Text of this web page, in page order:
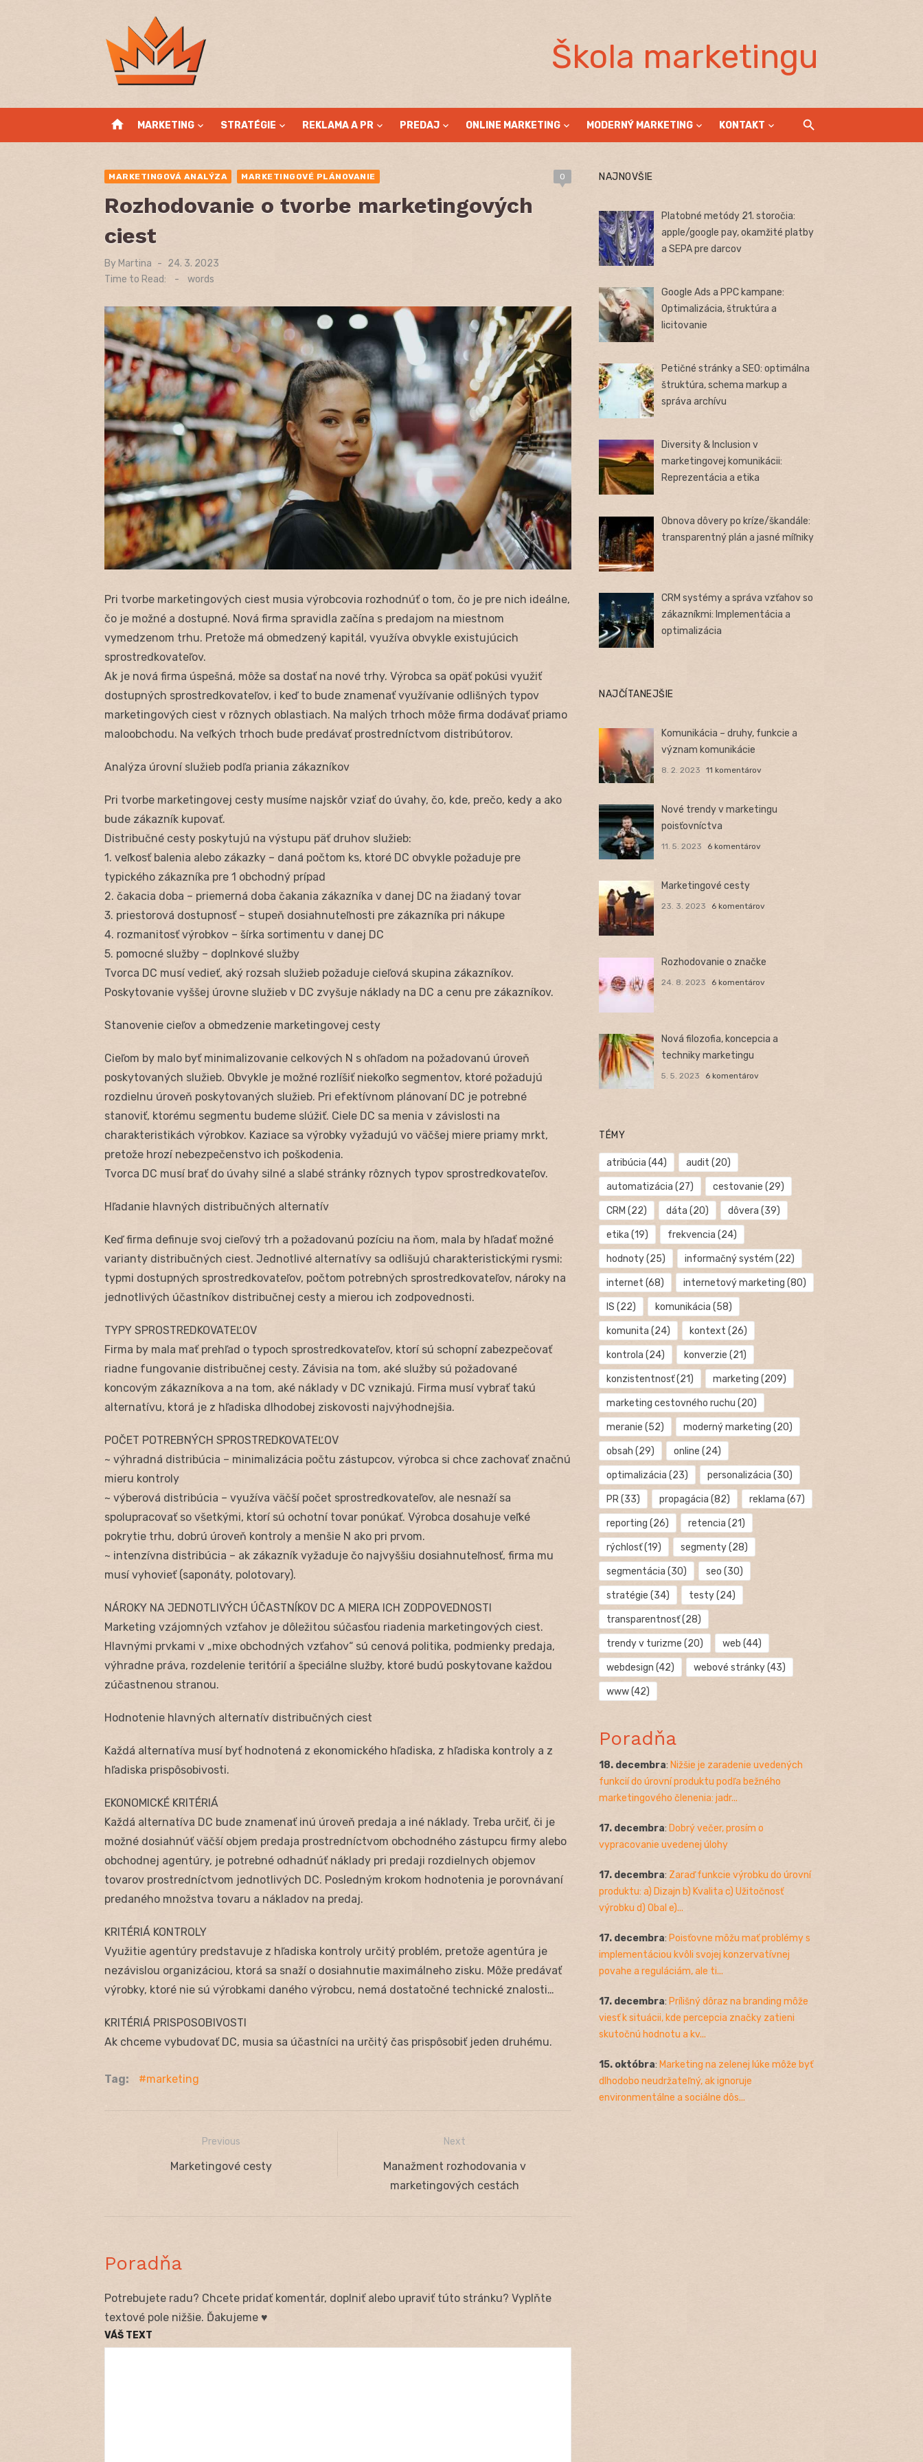
Škola marketingu
home MARKETING STRATÉGIE REKLAMA A PR PREDAJ ONLINE MARKETING MODERNÝ MARKETING KONTAKT
MARKETINGOVÁ ANALÝZA MARKETINGOVÉ PLÁNOVANIE 0
Rozhodovanie o tvorbe marketingových
ciest
By Martina
Posted
24. 3. 2023
Time to Read:
- words
Pri tvorbe marketingových ciest musia výrobcovia rozhodnúť o tom, čo je pre nich ideálne,
čo je možné a dostupné. Nová firma spravidla začína s predajom na miestnom
vymedzenom trhu. Pretože má obmedzený kapitál, využíva obvykle existujúcich
sprostredkovateľov.
Ak je nová firma úspešná, môže sa dostať na nové trhy. Výrobca sa opäť pokúsi využiť
dostupných sprostredkovateľov, i keď to bude znamenať využívanie odlišných typov
marketingových ciest v rôznych oblastiach. Na malých trhoch môže firma dodávať priamo
maloobchodu. Na veľkých trhoch bude predávať prostredníctvom distribútorov.
Analýza úrovní služieb podľa priania zákazníkov
Pri tvorbe marketingovej cesty musíme najskôr vziať do úvahy, čo, kde, prečo, kedy a ako
bude zákazník kupovať.
Distribučné cesty poskytujú na výstupu päť druhov služieb:
1. veľkosť balenia alebo zákazky – daná počtom ks, ktoré DC obvykle požaduje pre
typického zákazníka pre 1 obchodný prípad
2. čakacia doba – priemerná doba čakania zákazníka v danej DC na žiadaný tovar
3. priestorová dostupnosť – stupeň dosiahnuteľnosti pre zákazníka pri nákupe
4. rozmanitosť výrobkov – šírka sortimentu v danej DC
5. pomocné služby – doplnkové služby
Tvorca DC musí vedieť, aký rozsah služieb požaduje cieľová skupina zákazníkov.
Poskytovanie vyššej úrovne služieb v DC zvyšuje náklady na DC a cenu pre zákazníkov.
Stanovenie cieľov a obmedzenie marketingovej cesty
Cieľom by malo byť minimalizovanie celkových N s ohľadom na požadovanú úroveň
poskytovaných služieb. Obvykle je možné rozlíšiť niekoľko segmentov, ktoré požadujú
rozdielnu úroveň poskytovaných služieb. Pri efektívnom plánovaní DC je potrebné
stanoviť, ktorému segmentu budeme slúžiť. Ciele DC sa menia v závislosti na
charakteristikách výrobkov. Kaziace sa výrobky vyžadujú vo väčšej miere priamy mrkt,
pretože hrozí nebezpečenstvo ich poškodenia.
Tvorca DC musí brať do úvahy silné a slabé stránky rôznych typov sprostredkovateľov.
Hľadanie hlavných distribučných alternatív
Keď firma definuje svoj cieľový trh a požadovanú pozíciu na ňom, mala by hľadať možné
varianty distribučných ciest. Jednotlivé alternatívy sa odlišujú charakteristickými rysmi:
typmi dostupných sprostredkovateľov, počtom potrebných sprostredkovateľov, nároky na
jednotlivých účastníkov distribučnej cesty a mierou ich zodpovednosti.
TYPY SPROSTREDKOVATEĽOV
Firma by mala mať prehľad o typoch sprostredkovateľov, ktorí sú schopní zabezpečovať
riadne fungovanie distribučnej cesty. Závisia na tom, aké služby sú požadované
koncovým zákazníkova a na tom, aké náklady v DC vznikajú. Firma musí vybrať takú
alternatívu, ktorá je z hľadiska dlhodobej ziskovosti najvýhodnejšia.
POČET POTREBNÝCH SPROSTREDKOVATEĽOV
~ výhradná distribúcia – minimalizácia počtu zástupcov, výrobca si chce zachovať značnú
mieru kontroly
~ výberová distribúcia – využíva väčší počet sprostredkovateľov, ale nesnaží sa
spolupracovať so všetkými, ktorí sú ochotní tovar ponúkať. Výrobca dosahuje veľké
pokrytie trhu, dobrú úroveň kontroly a menšie N ako pri prvom.
~ intenzívna distribúcia – ak zákazník vyžaduje čo najvyššiu dosiahnuteľnosť, firma mu
musí vyhovieť (saponáty, polotovary).
NÁROKY NA JEDNOTLIVÝCH ÚČASTNÍKOV DC A MIERA ICH ZODPOVEDNOSTI
Marketing vzájomných vzťahov je dôležitou súčasťou riadenia marketingových ciest.
Hlavnými prvkami v „mixe obchodných vzťahov“ sú cenová politika, podmienky predaja,
výhradne práva, rozdelenie teritórií a špeciálne služby, ktoré budú poskytovane každou
zúčastnenou stranou.
Hodnotenie hlavných alternatív distribučných ciest
Každá alternatíva musí byť hodnotená z ekonomického hľadiska, z hľadiska kontroly a z
hľadiska prispôsobivosti.
EKONOMICKÉ KRITÉRIÁ
Každá alternatíva DC bude znamenať inú úroveň predaja a iné náklady. Treba určiť, či je
možné dosiahnúť väčší objem predaja prostredníctvom obchodného zástupcu firmy alebo
obchodnej agentúry, je potrebné odhadnúť náklady pri predaji rozdielnych objemov
tovarov prostredníctvom jednotlivých DC. Posledným krokom hodnotenia je porovnávaní
predaného množstva tovaru a nákladov na predaj.
KRITÉRIÁ KONTROLY
Využitie agentúry predstavuje z hľadiska kontroly určitý problém, pretože agentúra je
nezávislou organizáciou, ktorá sa snaží o dosiahnutie maximálneho zisku. Môže predávať
výrobky, ktoré nie sú výrobkami daného výrobcu, nemá dostatočné technické znalosti…
KRITÉRIÁ PRISPOSOBIVOSTI
Ak chceme vybudovať DC, musia sa účastníci na určitý čas prispôsobiť jeden druhému.
Tag: marketing
Navigácia
Previous
Previous
Marketingové cesty
Next
NextManažment rozhodovania v
marketingových cestách
Poradňa
Potrebujete radu? Chcete pridať komentár, doplniť alebo upraviť túto stránku? Vyplňte
textové pole nižšie. Ďakujeme ♥
VÁŠ TEXT
NAJNOVŠIE
Platobné metódy 21. storočia:
apple/google pay, okamžité platby
a SEPA pre darcov
Google Ads a PPC kampane:
Optimalizácia, štruktúra a
licitovanie
Petičné stránky a SEO: optimálna
štruktúra, schema markup a
správa archívu
Diversity & Inclusion v
marketingovej komunikácii:
Reprezentácia a etika
Obnova dôvery po kríze/škandále:
transparentný plán a jasné míľniky
CRM systémy a správa vzťahov so
zákazníkmi: Implementácia a
optimalizácia
NAJČÍTANEJŠIE
Komunikácia – druhy, funkcie a
význam komunikácie
8. 2. 2023 11 komentárov
Nové trendy v marketingu
poisťovníctva
11. 5. 2023 6 komentárov
Marketingové cesty
23. 3. 2023 6 komentárov
Rozhodovanie o značke
24. 8. 2023 6 komentárov
Nová filozofia, koncepcia a
techniky marketingu
5. 5. 2023 6 komentárov
TÉMY
atribúcia (44) audit (20)
automatizácia (27) cestovanie (29)
CRM (22) dáta (20) dôvera (39)
etika (19) frekvencia (24)
hodnoty(25) informačný systém (22)
internet (68) internetový marketing (80)
IS (22) komunikácia (58)
komunita (24) kontext (26)
kontrola (24) konverzie (21)
konzistentnosť(21) marketing (209)
marketing cestovného ruchu (20)
meranie (52) moderný marketing (20)
obsah (29) online (24)
optimalizácia (23) personalizácia (30)
PR(33) propagácia (82) reklama (67)
reporting (26) retencia (21)
rýchlosť(19) segmenty(28)
segmentácia (30) seo (30)
stratégie (34) testy(24)
transparentnosť(28)
trendy v turizme (20) web (44)
webdesign (42) webové stránky(43)
www(42)
Poradňa
18. decembra: Nižšie je zaradenie uvedených
funkcií do úrovní produktu podľa bežného
marketingového členenia: jadr...
17. decembra: Dobrý večer, prosím o
vypracovanie uvedenej úlohy
17. decembra: Zaraď funkcie výrobku do úrovní
produktu: a) Dizajn b) Kvalita c) Užitočnosť
výrobku d) Obal e)...
17. decembra: Poisťovne môžu mať problémy s
implementáciou kvôli svojej konzervatívnej
povahe a reguláciám, ale ti...
17. decembra: Prílišný dôraz na branding môže
viesť k situácii, kde percepcia značky zatieni
skutočnú hodnotu a kv...
15. októbra: Marketing na zelenej lúke môže byť
dlhodobo neudržateľný, ak ignoruje
environmentálne a sociálne dôs...